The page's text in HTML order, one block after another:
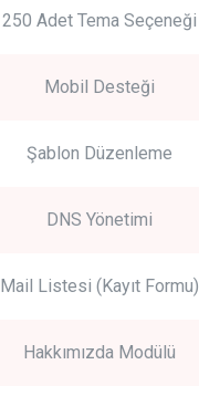
250 Adet Tema Seçeneği
Mobil Desteği
Şablon Düzenleme
DNS Yönetimi
Mail Listesi (Kayıt Formu)
Hakkımızda Modülü